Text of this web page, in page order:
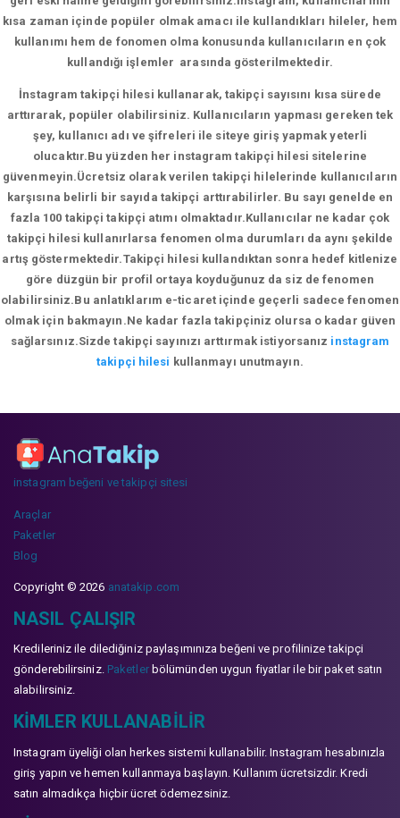
kısa zaman içinde popüler olmak amacı ile kullandıkları hileler, hem
kullanımı hem de fonomen olma konusunda kullanıcıların en çok
kullandığı işlemler arasında gösterilmektedir.
İnstagram takipçi hilesi kullanarak, takipçi sayısını kısa sürede
arttırarak, popüler olabilirsiniz. Kullanıcıların yapması gereken tek
şey, kullanıcı adı ve şifreleri ile siteye giriş yapmak yeterli
olucaktır.Bu yüzden her instagram takipçi hilesi sitelerine
güvenmeyin.Ücretsiz olarak verilen takipçi hilelerinde kullanıcıların
karşısına belirli bir sayıda takipçi arttırabilirler. Bu sayı genelde en
fazla 100 takipçi takipçi atımı olmaktadır.Kullanıcılar ne kadar çok
takipçi hilesi kullanırlarsa fenomen olma durumları da aynı şekilde
artış göstermektedir.Takipçi hilesi kullandıktan sonra hedef kitlenize
göre düzgün bir profil ortaya koyduğunuz da siz de fenomen
olabilirsiniz.Bu anlatıklarım e-ticaret içinde geçerli sadece fenomen
olmak için bakmayın.Ne kadar fazla takipçiniz olursa o kadar güven
sağlarsınız.Sizde takipçi sayınızı arttırmak istiyorsanız instagram
takipçi hilesi kullanmayı unutmayın.
instagram beğeni ve takipçi sitesi
Araçlar
Paketler
Blog
Copyright © 2026 anatakip.com
NASIL ÇALIŞIR
Kredileriniz ile dilediğiniz paylaşımınıza beğeni ve profilinize takipçi
gönderebilirsiniz. Paketlerbölümünden uygun fiyatlar ile bir paket satın
alabilirsiniz.
KIMLER KULLANABILIR
Instagram üyeliği olan herkes sistemi kullanabilir. Instagram hesabınızla
giriş yapın ve hemen kullanmaya başlayın. Kullanım ücretsizdir. Kredi
satın almadıkça hiçbir ücret ödemezsiniz.